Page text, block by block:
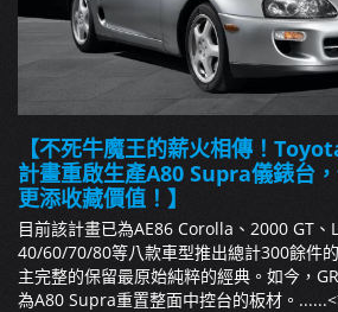
【不死牛魔王的薪火相傳！
計畫重啟生產A80 Supra儀錶台
更添收藏價值！】
目前該計畫已為AE86 Corolla、2000 GT
40/60/70/80等八款車型推出總計300餘件
主完整的保留最原始純粹的經典。如今，
為A80 Supra重置整面中控台的板材。......